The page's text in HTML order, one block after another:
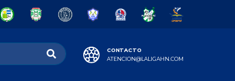
CONTACTO
ATENCION@LALIGAHN.COM